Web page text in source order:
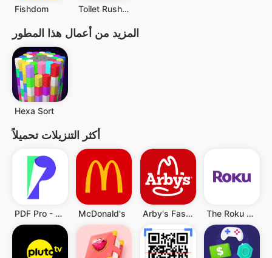
Fishdom Toilet Rush Race: Draw Puzzle
المزيد من أعمال هذا المطور
Hexa Sort
أكثر التنزيلات تحميلاً
PDF Pro - Reader & Maker McDonald's Arby's Fast Food Sandwiches The Roku App (Official)